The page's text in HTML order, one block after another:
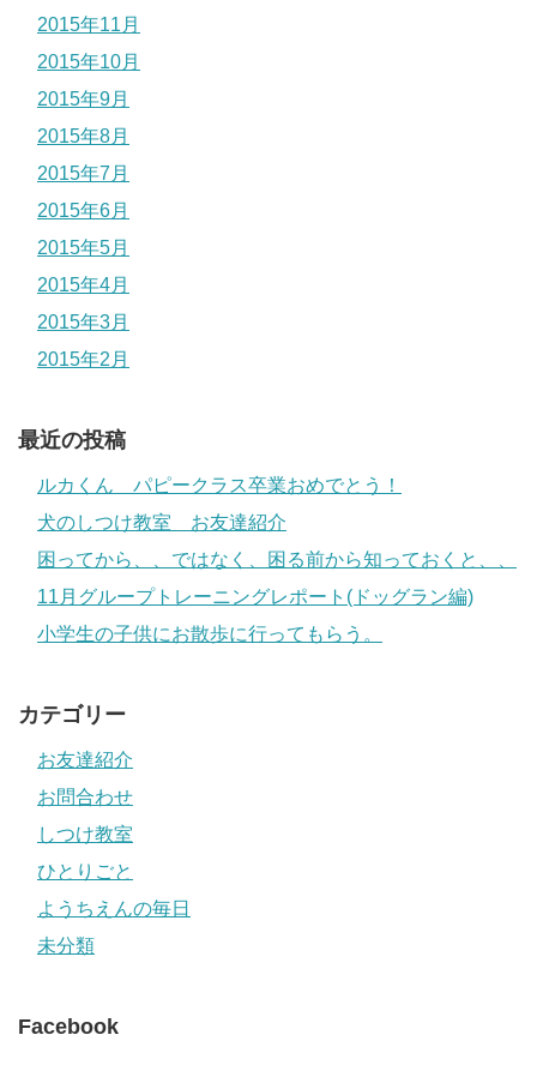
2015年11月
2015年10月
2015年9月
2015年8月
2015年7月
2015年6月
2015年5月
2015年4月
2015年3月
2015年2月
最近の投稿
ルカくん パピークラス卒業おめでとう！
犬のしつけ教室 お友達紹介
困ってから、、ではなく、困る前から知っておくと、、
11月グループトレーニングレポート(ドッグラン編)
小学生の子供にお散歩に行ってもらう。
カテゴリー
お友達紹介
お問合わせ
しつけ教室
ひとりごと
ようちえんの毎日
未分類
Facebook